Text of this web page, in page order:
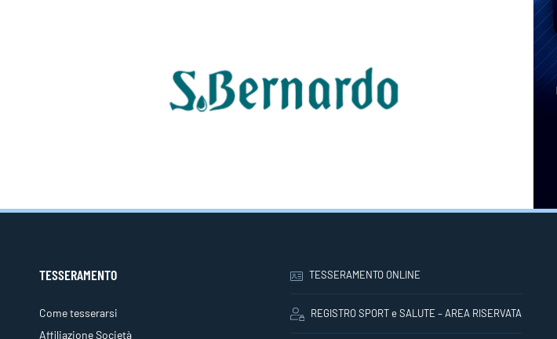
TESSERAMENTO
Come tesserarsi
Affiliazione Società
TESSERAMENTO ONLINE
REGISTRO SPORT e SALUTE – AREA RISERVATA